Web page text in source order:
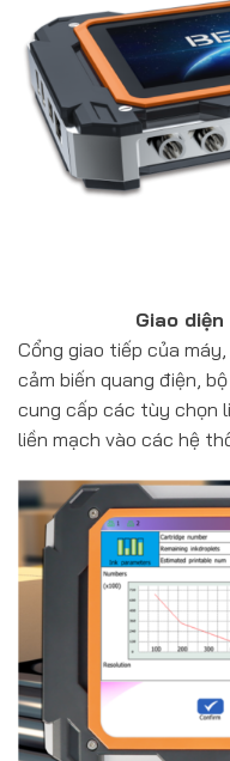
Giao
Cổng giao tiếp của
cảm biến quang điện,
cung cấp các tùy chọn
liền mạch vào các hệ